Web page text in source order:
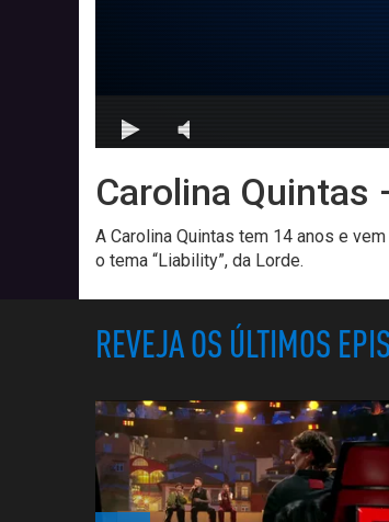
Carolina Quintas
A Carolina Quintas tem 14 anos e
o tema “Liability”, da Lorde.
REVEJA OS ÚLTIMOS